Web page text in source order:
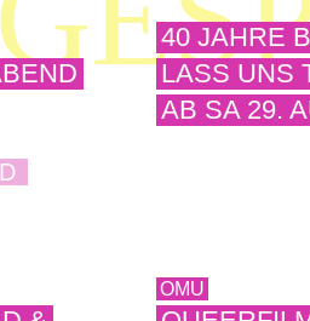
40 JAHRE
LASS UNS
AB SA 29.
OMU